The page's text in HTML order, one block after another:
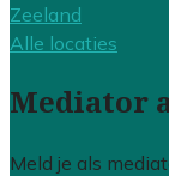
Zeeland
Alle locaties
Mediator
Meld je als